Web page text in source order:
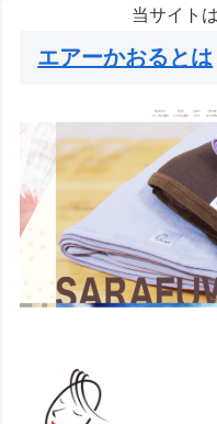
当サイト
エアーかおるとは